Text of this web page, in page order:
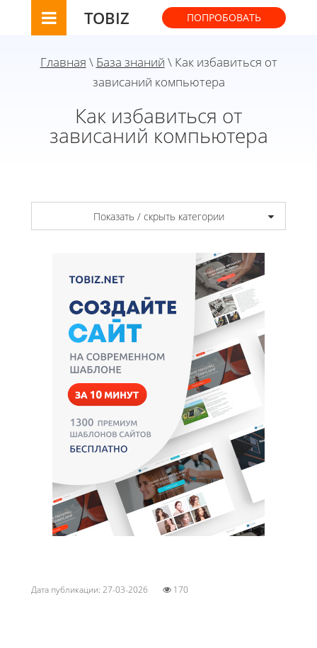
TOBIZ ПОПРОБОВАТЬ
Главная \ База знаний \ Как избавиться от
зависаний компьютера
Как избавиться от
зависаний компьютера
Показать / скрыть категории
Дата публикации: 27-03-2026 170